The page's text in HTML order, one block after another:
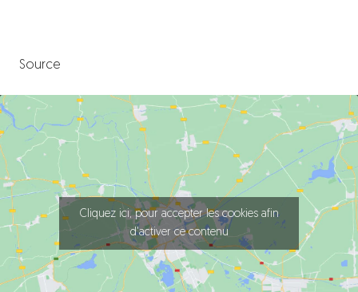
Source
Cliquez ici, pour accepter les cookies afin
d'activer ce contenu